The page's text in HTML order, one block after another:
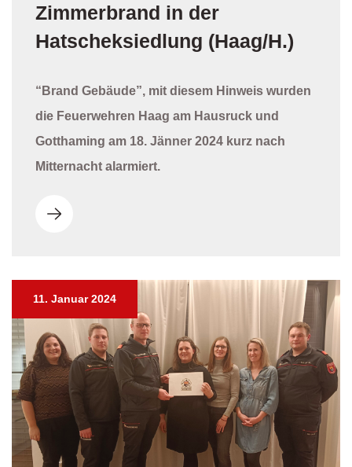
Zimmerbrand in der
Hatscheksiedlung (Haag/H.)
“Brand Gebäude”, mit diesem Hinweis wurden
die Feuerwehren Haag am Hausruck und
Gotthaming am 18. Jänner 2024 kurz nach
Mitternacht alarmiert.
11. Januar 2024